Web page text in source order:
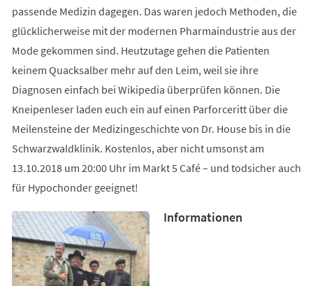
passende Medizin dagegen. Das waren jedoch Methoden, die
glücklicherweise mit der modernen Pharmaindustrie aus der
Mode gekommen sind. Heutzutage gehen die Patienten
keinem Quacksalber mehr auf den Leim, weil sie ihre
Diagnosen einfach bei Wikipedia überprüfen können. Die
Kneipenleser laden euch ein auf einen Parforceritt über die
Meilensteine der Medizingeschichte von Dr. House bis in die
Schwarzwaldklinik. Kostenlos, aber nicht umsonst am
13.10.2018 um 20:00 Uhr im Markt 5 Café – und todsicher auch
für Hypochonder geeignet!
Informationen